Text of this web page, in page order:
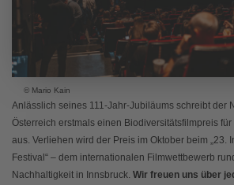
© Mario Kain
Anlässlich seines 111-Jahr-Jubiläums schreibt der
Österreich erstmals einen Biodiversitätsfilmpreis
aus. Verliehen wird der Preis im Oktober beim „23.
Festival“ – dem internationalen Filmwettbewerb
Nachhaltigkeit in Innsbruck. Wir freuen uns über